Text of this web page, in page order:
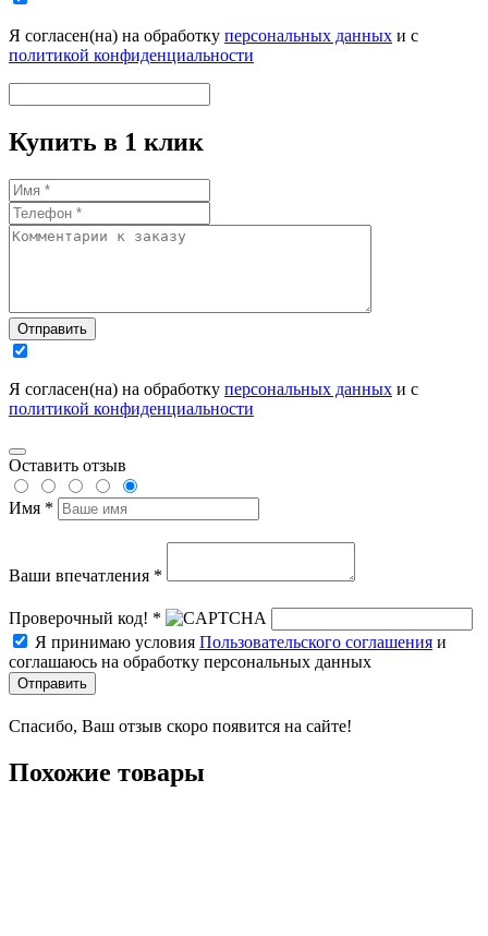
Я согласен(на) на обработку персональных данных и с
политикой конфиденциальности
Купить в 1 клик
Отправить
Я согласен(на) на обработку персональных данных и с
политикой конфиденциальности
Оставить отзыв
Имя *
Ваши впечатления *
Проверочный код! *
Я принимаю условия Пользовательского соглашения и
соглашаюсь на обработку персональных данных
Отправить
Спасибо, Ваш отзыв скоро появится на сайте!
Похожие товары